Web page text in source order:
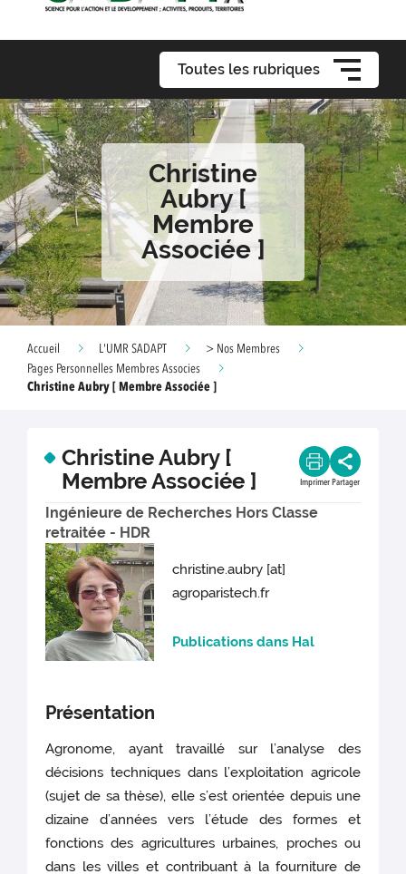
Toutes les rubriques
Christine
Aubry [
Membre
Associée ]
Accueil L'UMR SADAPT
> Nos Membres
Pages Personnelles Membres Associes
Christine Aubry [ Membre Associée ]
Christine Aubry [
Membre Associée ]
Imprimer Partager
Ingénieure de Recherches Hors Classe
retraitée - HDR
christine.aubry [at]
agroparistech.fr
Publications dans Hal
Présentation
Agronome, ayant travaillé sur l’analyse des
décisions techniques dans l’exploitation agricole
(sujet de sa thèse), elle s’est orientée depuis une
dizaine d’années vers l’étude des formes et
fonctions des agricultures urbaines, proches ou
dans les villes et contribuant à la fourniture de